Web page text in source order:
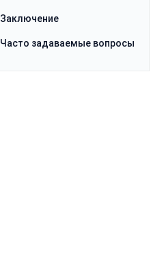
Заключение
Часто задаваемые вопросы